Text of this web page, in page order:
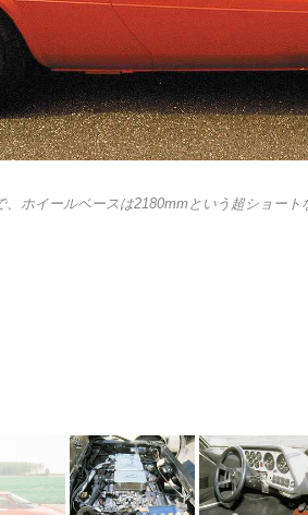
、ホイールベースは2180mmという超ショー